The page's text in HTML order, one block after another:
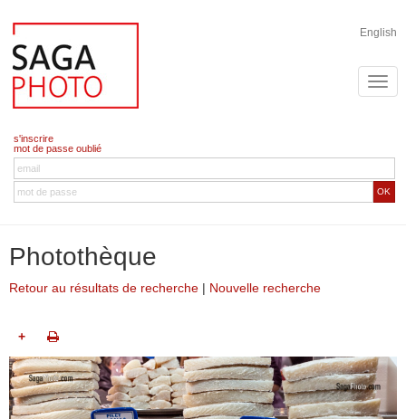
English
s'inscrire
mot de passe oublié
OK
Photothèque
Retour au résultats de recherche | Nouvelle recherche
+